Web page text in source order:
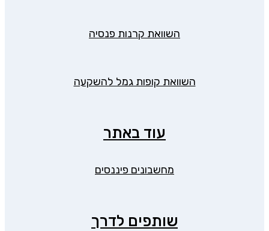
השוואת קרנות פנסיה
השוואת קופות גמל להשקעה
עוד באתר
מחשבונים פיננסים
שותפים לדרך